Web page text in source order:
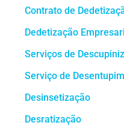
Contrato de
Dedetização
Serviços de
Serviço de
Desinsetização
Desratização